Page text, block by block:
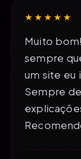
★★★★★
Muito
sempre
um site eu
Sempre